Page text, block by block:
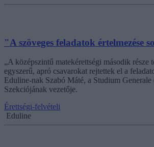
"A szöveges feladatok értelmezése
„A középszintű matekérettségi második része
egyszerű, apró csavarokat rejtettek el a
Eduline-nak Szabó Máté, a Studium
Szekciójának vezetője.
Érettségi-felvételi
Eduline